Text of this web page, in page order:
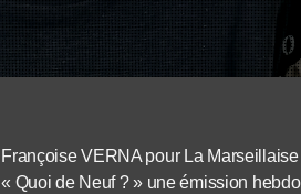
Françoise VERNA pour La
« Quoi de Neuf ? » une émission